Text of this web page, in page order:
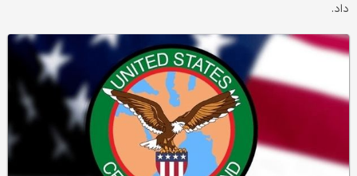
داد.